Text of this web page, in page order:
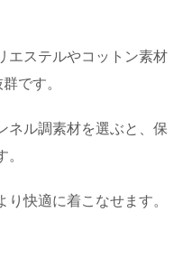
エステルやコットン素材
です。
ネル調素材を選ぶと、保
快適に着こなせます。